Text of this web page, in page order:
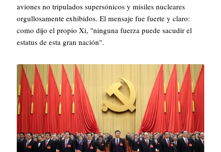
aviones no tripulados supersónicos y misiles nucleares
orgullosamente exhibidos. El mensaje fue fuerte y claro:
como dijo el propio Xi, "ninguna fuerza puede sacudir el
estatus de esta gran nación".